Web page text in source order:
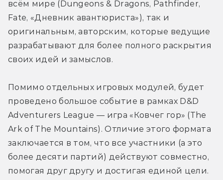
всём мире (Dungeons & Dragons, Pathfinder,
Fate, «Дневник авантюриста»), так и
оригинальным, авторским, которые ведущие
разрабатывают для более полного раскрытия
своих идей и замыслов.
Помимо отдельных игровых модулей, будет
проведено большое событие в рамках D&D
Adventurers League — игра «Ковчег гор» (The
Ark of The Mountains). Отличие этого формата
заключается в том, что все участники (а это
более десяти партий) действуют совместно,
помогая друг другу и достигая единой цели.